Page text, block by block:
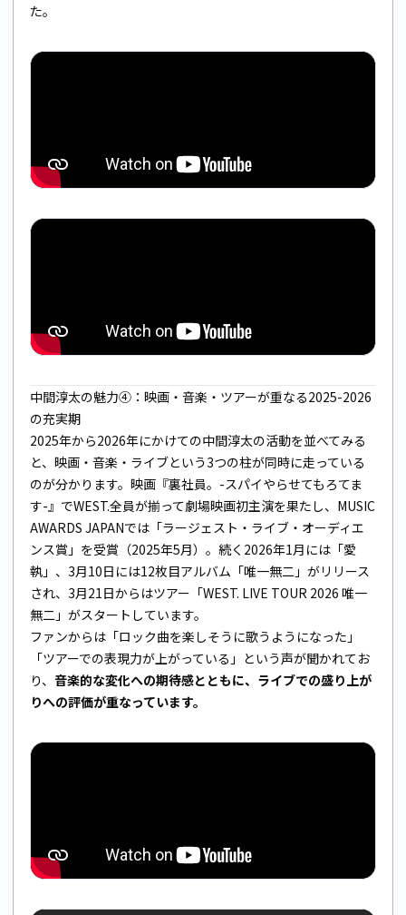
た。
中間淳太の魅力④：映画・音楽・ツアーが重なる2025-2026
の充実期
2025年から2026年にかけての中間淳太の活動を並べてみる
と、映画・音楽・ライブという3つの柱が同時に走っている
のが分かります。映画『裏社員。-スパイやらせてもろてま
す-』でWEST.全員が揃って劇場映画初主演を果たし、MUSIC
AWARDS JAPANでは「ラージェスト・ライブ・オーディエ
ンス賞」を受賞（2025年5月）。続く2026年1月には「愛
執」、3月10日には12枚目アルバム「唯一無二」がリリース
され、3月21日からはツアー「WEST. LIVE TOUR 2026 唯一
無二」がスタートしています。
ファンからは「ロック曲を楽しそうに歌うようになった」
「ツアーでの表現力が上がっている」という声が聞かれてお
り、 音楽的な変化への期待感とともに、ライブでの盛り上が
りへの評価が重なっています。